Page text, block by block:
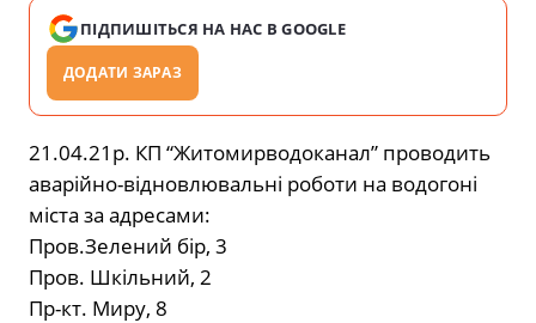
ПІДПИШІТЬСЯ НА НАС В GOOGLE
ДОДАТИ ЗАРАЗ
21.04.21р. КП “Житомирводоканал” проводить
аварійно-відновлювальні роботи на водогоні
міста за адресами:
Пров.Зелений бір, 3
Пров. Шкільний, 2
Пр-кт. Миру, 8